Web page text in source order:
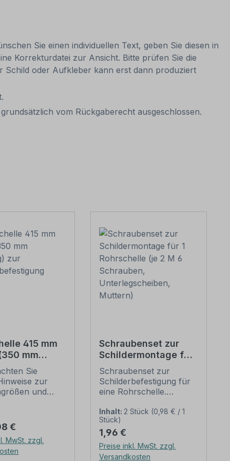
Sie einen individuellen Text, geben Sie diesen in
Korrekturdatei zur Ansicht. Bitte prüfen Sie die
Schild oder Aufkleber kann erst dann produziert
vom Rückgaberecht ausgeschlossen.
415 mm
mm
zurSie
zur
und
nach der
stellen die
Preis:
€
MwSt. zzgl.
Schraubenset zur
Schildermontage für
1 Rohrschelle (je 2 M
6 Schrauben,
Unterlegscheiben,
Schraubenset zur
Schilderbefestigung für
eine Rohrschelle.
Schraubensets zur
Schilderbefestigung:
Ausführung: Stahl,
feuerverzinkt
Verpackungseinheit -
Inhalt: 2 Stück (0,98 € / 1
Stück)
Regulärer Preis:
1,96 €
Preise inkl. MwSt. zzgl.
Versandkosten